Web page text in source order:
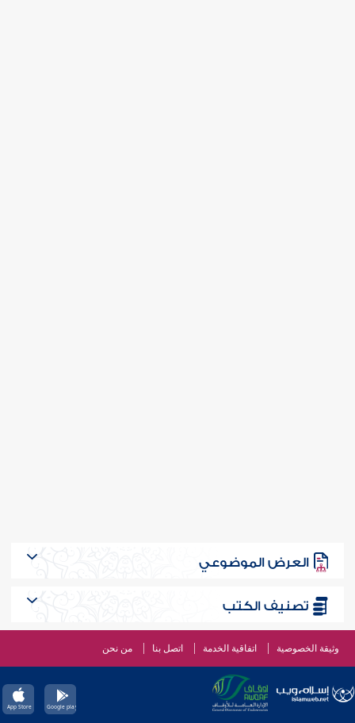
العرض الموضوعي
تصنيف الكتب
وثيقة الخصوصية اتفاقية الخدمة اتصل بنا من نحن